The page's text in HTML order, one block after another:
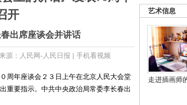
开
出席座谈会并讲话
源：人民网-人民日报 | 手机看视频
艺术信息
走进插画师
年座谈会２３日上午在北京人民大会堂
重要指示。中共中央政治局常委李长春出